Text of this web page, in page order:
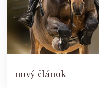
nový článok